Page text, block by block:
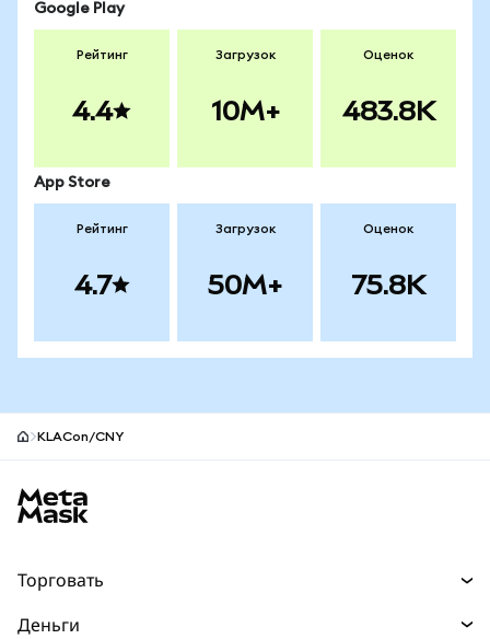
Google Play
Рейтинг
4.4
Загрузок
10M+
Оценок
483.8K
App Store
Рейтинг
4.7
Загрузок
50M+
Оценок
75.8K
KLACon/CNY
Торговать
Деньги